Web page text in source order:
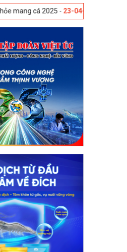
-23-04-2025 Vigo, Tây Ban Nha -